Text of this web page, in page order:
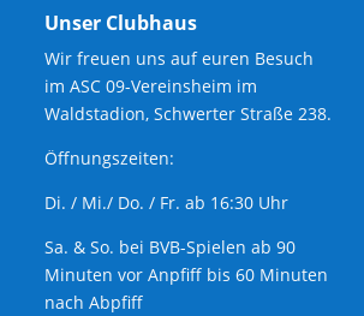
Unser Clubhaus
Wir freuen uns auf euren Besuch
im ASC 09-Vereinsheim im
Waldstadion, Schwerter Straße 238.
Öffnungszeiten:
Di. / Mi./ Do. / Fr. ab 16:30 Uhr
Sa. & So. bei BVB-Spielen ab 90
Minuten vor Anpfiff bis 60 Minuten
nach Abpfiff